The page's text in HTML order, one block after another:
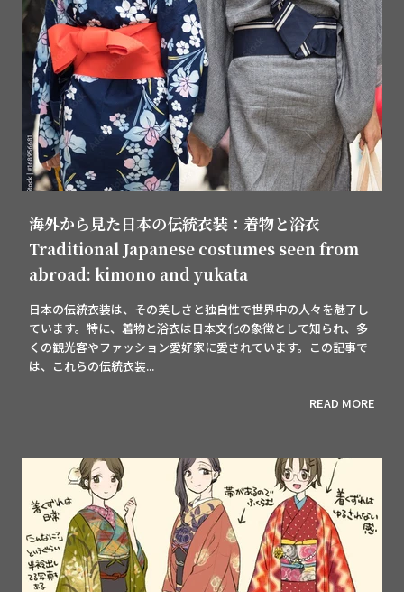
海外から見た日本の伝統衣装：着物と浴衣
Traditional Japanese costumes seen from
abroad: kimono and yukata
日本の伝統衣装は、その美しさと独自性で世界中の人々を魅了し
ています。特に、着物と浴衣は日本文化の象徴として知られ、多
くの観光客やファッション愛好家に愛されています。この記事で
は、これらの伝統衣装...
READ MORE